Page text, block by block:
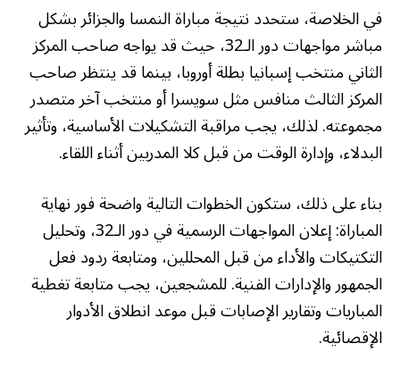
في الخلاصة، ستحدد نتيجة مباراة النمسا والجزائر بشكل
مباشر مواجهات دور الـ32، حيث قد يواجه صاحب المركز
الثاني منتخب إسبانيا بطلة أوروبا، بينما قد ينتظر صاحب
المركز الثالث منافس مثل سويسرا أو منتخب آخر متصدر
مجموعته. لذلك، يجب مراقبة التشكيلات الأساسية، وتأثير
البدلاء، وإدارة الوقت من قبل كلا المدربين أثناء اللقاء.
بناء على ذلك، ستكون الخطوات التالية واضحة فور نهاية
المباراة: إعلان المواجهات الرسمية في دور الـ32، وتحليل
التكتيكات والأداء من قبل المحللين، ومتابعة ردود فعل
الجمهور والإدارات الفنية. للمشجعين، يجب متابعة تغطية
المباريات وتقارير الإصابات قبل موعد انطلاق الأدوار
الإقصائية.